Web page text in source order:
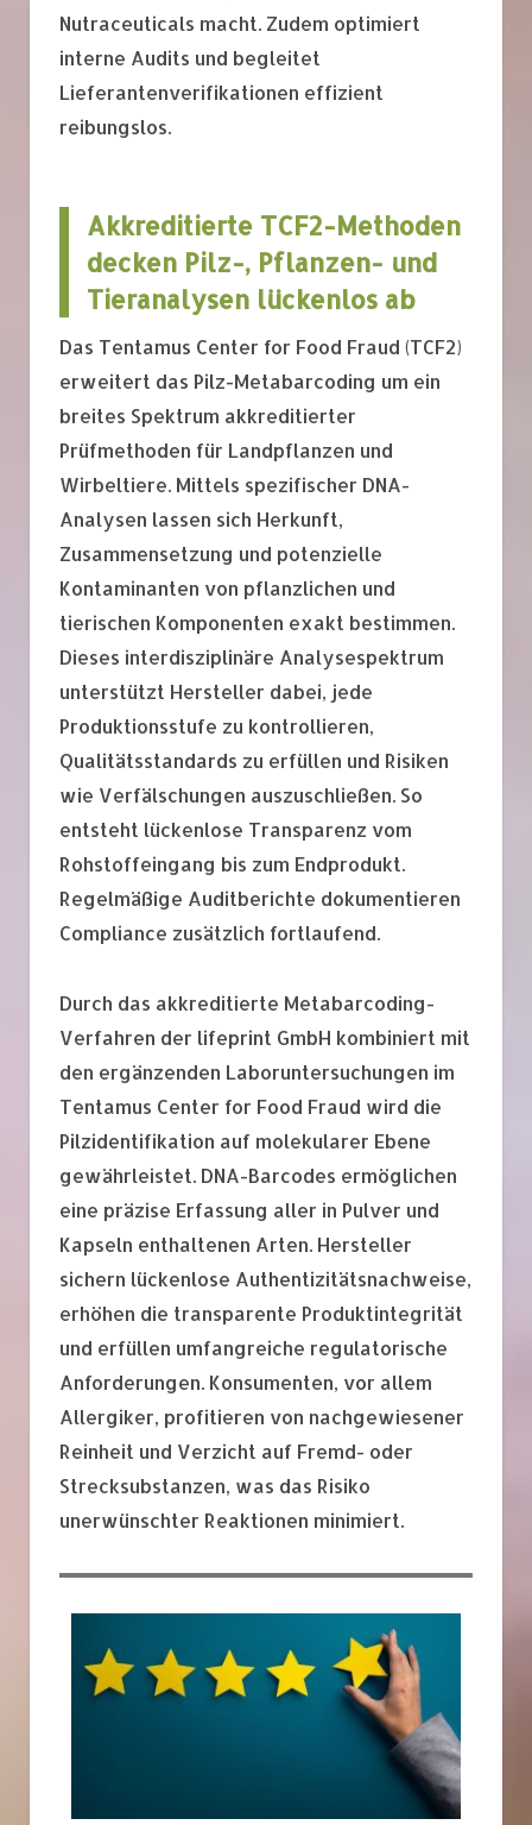
Nutraceuticals macht. Zudem optimiert
interne Audits und begleitet
Lieferantenverifikationen effizient
reibungslos.
Akkreditierte TCF2-Methoden
decken Pilz-, Pflanzen- und
Tieranalysen lückenlos ab
Das Tentamus Center for Food Fraud (TCF2)
erweitert das Pilz-Metabarcoding um ein
breites Spektrum akkreditierter
Prüfmethoden für Landpflanzen und
Wirbeltiere. Mittels spezifischer DNA-
Analysen lassen sich Herkunft,
Zusammensetzung und potenzielle
Kontaminanten von pflanzlichen und
tierischen Komponenten exakt bestimmen.
Dieses interdisziplinäre Analysespektrum
unterstützt Hersteller dabei, jede
Produktionsstufe zu kontrollieren,
Qualitätsstandards zu erfüllen und Risiken
wie Verfälschungen auszuschließen. So
entsteht lückenlose Transparenz vom
Rohstoffeingang bis zum Endprodukt.
Regelmäßige Auditberichte dokumentieren
Compliance zusätzlich fortlaufend.
Durch das akkreditierte Metabarcoding-
Verfahren der lifeprint GmbH kombiniert mit
den ergänzenden Laboruntersuchungen im
Tentamus Center for Food Fraud wird die
Pilzidentifikation auf molekularer Ebene
gewährleistet. DNA-Barcodes ermöglichen
eine präzise Erfassung aller in Pulver und
Kapseln enthaltenen Arten. Hersteller
sichern lückenlose Authentizitätsnachweise,
erhöhen die transparente Produktintegrität
und erfüllen umfangreiche regulatorische
Anforderungen. Konsumenten, vor allem
Allergiker, profitieren von nachgewiesener
Reinheit und Verzicht auf Fremd- oder
Strecksubstanzen, was das Risiko
unerwünschter Reaktionen minimiert.